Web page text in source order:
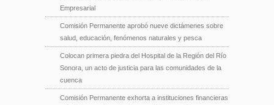
Empresarial
Comisión Permanente aprobó nueve dictámenes sobre
salud, educación, fenómenos naturales y pesca
Colocan primera piedra del Hospital de la Región del Río
Sonora, un acto de justicia para las comunidades de la
cuenca
Comisión Permanente exhorta a instituciones financieras